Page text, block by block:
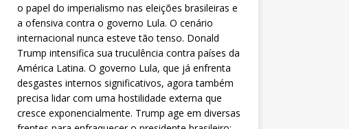
o papel do imperialismo nas eleições brasileiras e
a ofensiva contra o governo Lula. O cenário
internacional nunca esteve tão tenso. Donald
Trump intensifica sua truculência contra países da
América Latina. O governo Lula, que já enfrenta
desgastes internos significativos, agora também
precisa lidar com uma hostilidade externa que
cresce exponencialmente. Trump age em diversas